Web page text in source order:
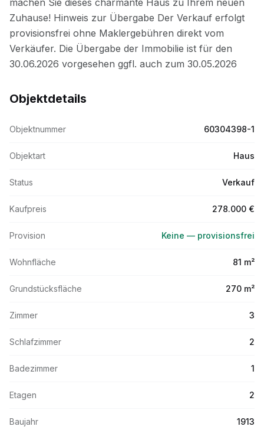
Objektdetails
Objektnummer 60304398-1
Objektart Haus
Status Verkauf
Kaufpreis 278.000 €
Provision Keine — provisionsfrei
Wohnfläche 81 m²
Grundstücksfläche 270 m²
Zimmer 3
Schlafzimmer 2
Badezimmer 1
Etagen 2
Baujahr 1913